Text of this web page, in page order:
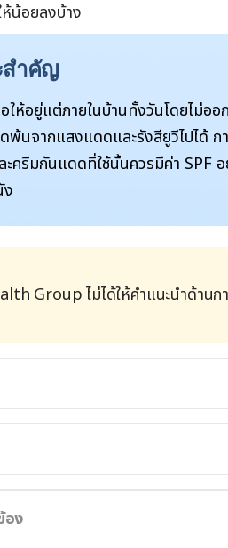
น้อยลงบ้าง
สำคัญ
ให้อยู่แต่ภายในบ้านทั้งวันโดยไม่อ
พ้นจากแสงแดดและรังสียูวีไปได้
ะครีมกันแดดที่ใช้นั้นควรมีค่า SPF
Group ไม่ได้ให้คำแนะนำด้านก
article/13727407-
myth-or-fact-
อง